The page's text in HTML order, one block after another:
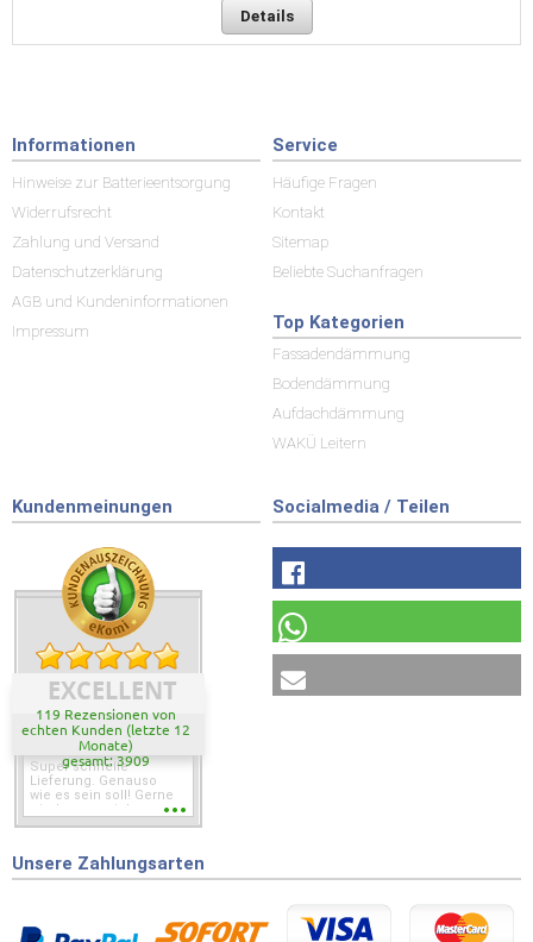
Details
Informationen
Hinweise zur Batterieentsorgung
Widerrufsrecht
Zahlung und Versand
Datenschutzerklärung
AGB und Kundeninformationen
Impressum
Service
Häufige Fragen
Kontakt
Sitemap
Beliebte Suchanfragen
Top Kategorien
Fassadendämmung
Bodendämmung
Aufdachdämmung
WAKÜ Leitern
Kundenmeinungen
EXCELLENT
119 Rezensionen von
echten Kunden (letzte 12
Monate)
gesamt: 3909
Super schnelle
Lieferung. Genauso
wie es sein soll! Gerne
wieder wenn ich was
Socialmedia / Teilen
Unsere Zahlungsarten